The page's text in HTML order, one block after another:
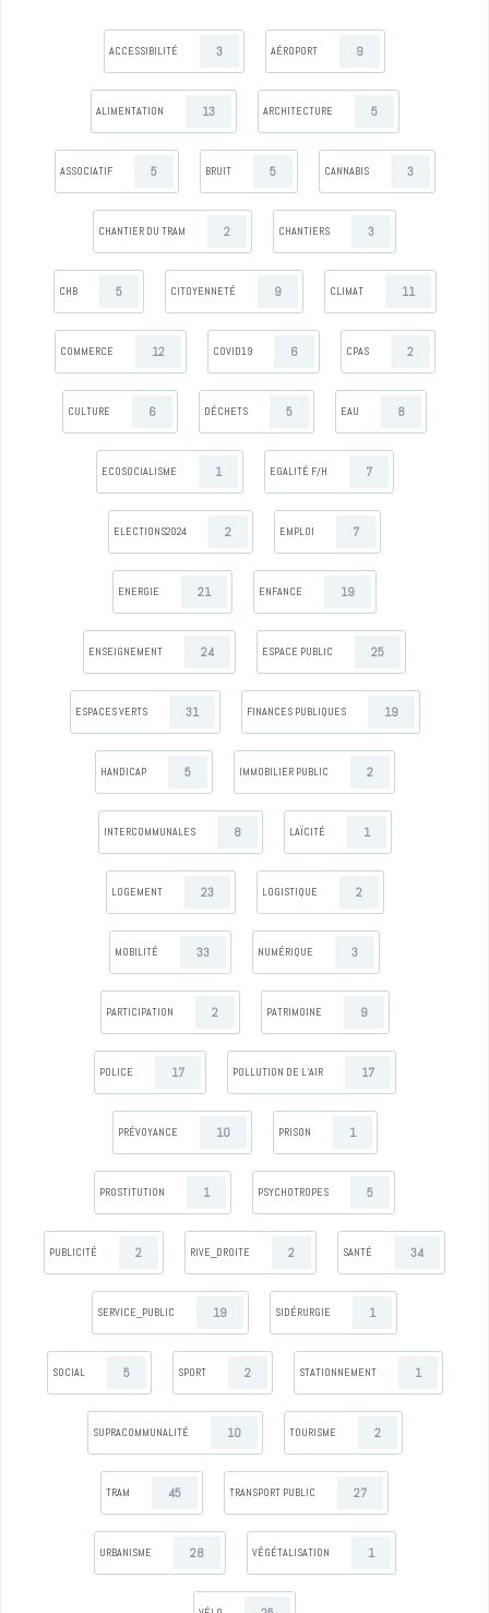
ACCESSIBILITÉ 3 AÉROPORT 9
ALIMENTATION 13 ARCHITECTURE 5
ASSOCIATIF 5 BRUIT 5 CANNABIS 3
CHANTIER DU TRAM 2 CHANTIERS 3
CHB 5 CITOYENNETÉ 9 CLIMAT 11
COMMERCE 12 COVID19 6 CPAS 2
CULTURE 6 DÉCHETS 5 EAU 8
ECOSOCIALISME 1 EGALITÉ F/H 7
ELECTIONS2024 2 EMPLOI 7
ENERGIE 21 ENFANCE 19
ENSEIGNEMENT 24 ESPACE PUBLIC 25
ESPACES VERTS 31 FINANCES PUBLIQUES 19
HANDICAP 5 IMMOBILIER PUBLIC 2
INTERCOMMUNALES 8 LAÏCITÉ 1
LOGEMENT 23 LOGISTIQUE 2
MOBILITÉ 33 NUMÉRIQUE 3
PARTICIPATION 2 PATRIMOINE 9
POLICE 17 POLLUTION DE L’AIR 17
PRÉVOYANCE 10 PRISON 1
PROSTITUTION 1 PSYCHOTROPES 5
PUBLICITÉ 2 RIVE_DROITE 2 SANTÉ 34
SERVICE_PUBLIC 19 SIDÉRURGIE 1
SOCIAL 5 SPORT 2 STATIONNEMENT 1
SUPRACOMMUNALITÉ 10 TOURISME 2
TRAM 45 TRANSPORT PUBLIC 27
URBANISME 28 VÉGÉTALISATION 1